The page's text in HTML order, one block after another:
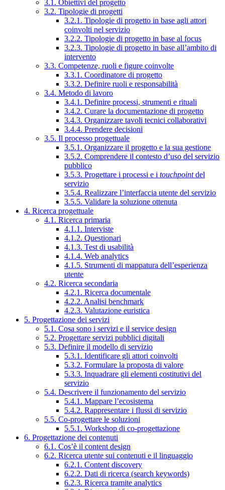
3.1. Obiettivi del progetto
3.2. Tipologie di progetti
3.2.1. Tipologie di progetto in base agli attori
coinvolti nel servizio
3.2.2. Tipologie di progetto in base al focus
3.2.3. Tipologie di progetto in base all’ambito di
intervento
3.3. Competenze, ruoli e figure coinvolte
3.3.1. Coordinatore di progetto
3.3.2. Definire ruoli e responsabilità
3.4. Metodo di lavoro
3.4.1. Definire processi, strumenti e rituali
3.4.2. Curare la documentazione di progetto
3.4.3. Organizzare tavoli tecnici collaborativi
3.4.4. Prendere decisioni
3.5. Il processo progettuale
3.5.1. Organizzare il progetto e la sua gestione
3.5.2. Comprendere il contesto d’uso del servizio
pubblico
3.5.3. Progettare i processi e i touchpointdel
servizio
3.5.4. Realizzare l’interfaccia utente del servizio
3.5.5. Validare la soluzione ottenuta
4. Ricerca progettuale
4.1. Ricerca primaria
4.1.1. Interviste
4.1.2. Questionari
4.1.3. Test di usabilità
4.1.4. Web analytics
4.1.5. Strumenti di mappatura dell’esperienza
utente
4.2. Ricerca secondaria
4.2.1. Ricerca documentale
4.2.2. Analisi benchmark
4.2.3. Valutazione euristica
5. Progettazione dei servizi
5.1. Cosa sono i servizi e il service design
5.2. Progettare servizi pubblici digitali
5.3. Definire il modello di servizio
5.3.1. Identificare gli attori coinvolti
5.3.2. Formulare la proposta di valore
5.3.3. Inquadrare gli elementi costitutivi del
servizio
5.4. Descrivere il funzionamento del servizio
5.4.1. Mappare l’ecosistema
5.4.2. Rappresentare i flussi di servizio
5.5. Co-progettare le soluzioni
5.5.1. Workshop di co-progettazione
6. Progettazione dei contenuti
6.1. Cos’è il content design
6.2. Ricerca utente sui contenuti e il linguaggio
6.2.1. Content discovery
6.2.2. Dati di ricerca (search keywords)
6.2.3. Ricerca tramite analytics